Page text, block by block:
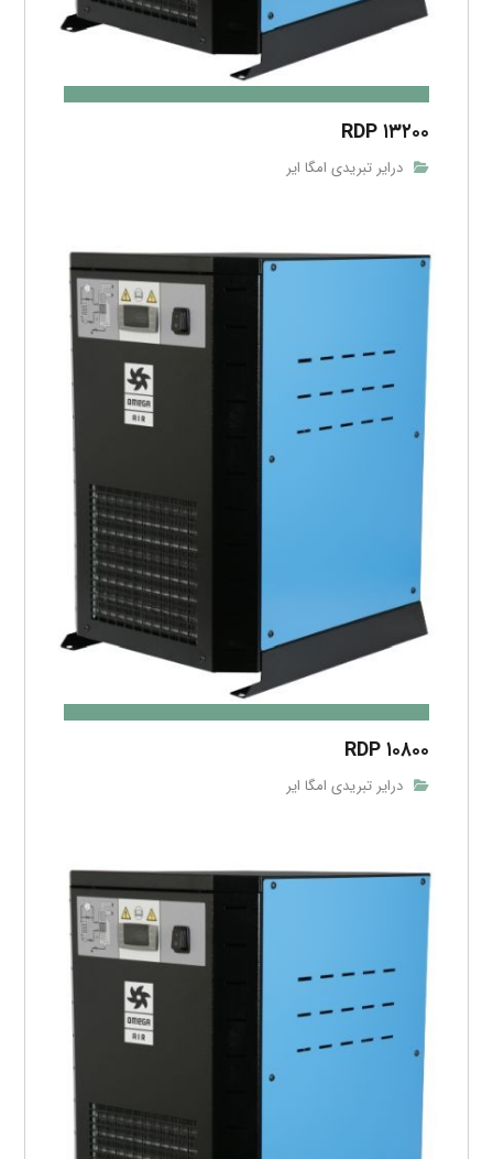
RDP ۱۳۲۰۰
درایر تبریدی امگا ایر
RDP ۱۰۸۰۰
درایر تبریدی امگا ایر